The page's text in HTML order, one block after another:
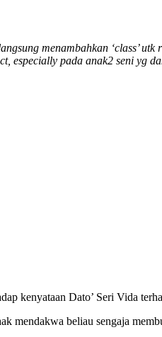
menambahkan ‘class’
especially pada anak2 seni yg
kenyataan Dato’ Seri Vida
beliau sengaja